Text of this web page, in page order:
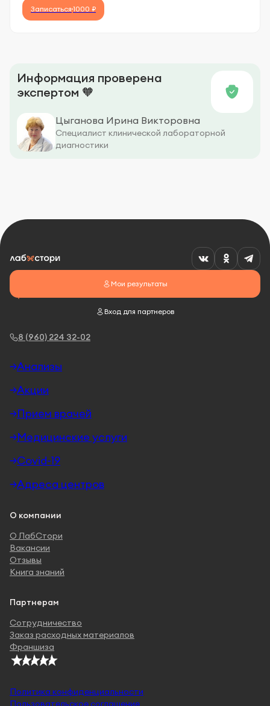
Записаться 1000 ₽
Информация проверена
экспертом 🧡
Цыганова Ирина Викторовна
Специалист клинической лабораторной
диагностики
8 (960) 224 32-02
Мои результаты
Вход для партнеров
Анализы
Акции
Прием врачей
Медицинские услуги
Covid-19
Адреса центров
О компании
О ЛабСтори
Вакансии
Отзывы
Книга знаний
Партнерам
Сотрудничество
Заказ расходных материалов
Франшиза
Политика конфиденциальности
Пользовательское соглашение